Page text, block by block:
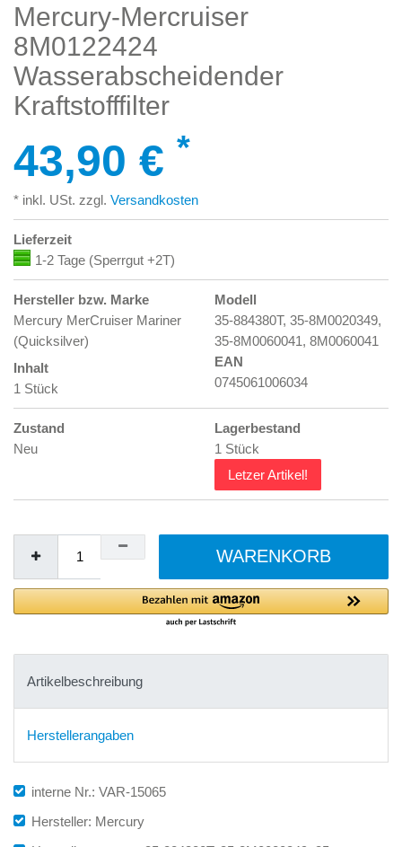
Mercury-Mercruiser
8M0122424
Wasserabscheidender
Kraftstofffilter
43,90 € *
* inkl. USt. zzgl. Versandkosten
Lieferzeit
1-2 Tage (Sperrgut +2T)
Hersteller bzw. Marke
Mercury MerCruiser Mariner
(Quicksilver)
Inhalt
1 Stück
Modell
35-884380T, 35-8M0020349,
35-8M0060041, 8M0060041
EAN
0745061006034
Zustand
Neu
Lagerbestand
1 Stück
Letzer Artikel!
WARENKORB
Artikelbeschreibung
Herstellerangaben
interne Nr.: VAR-15065
Hersteller: Mercury